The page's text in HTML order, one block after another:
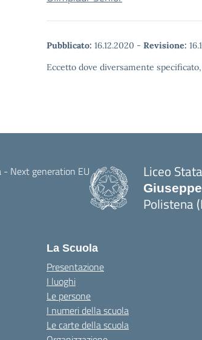
Pubblicato: 16.12.2020 - Revisione:
Eccetto dove diversamente
Liceo
Polistena
La Scuola
Presentazione
I luoghi
Le persone
I numeri della scuola
Le carte della scuola